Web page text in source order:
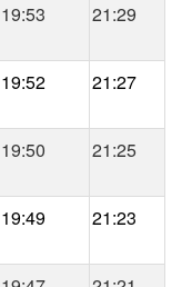
19:53 21:29
19:52 21:27
19:50 21:25
19:49 21:23